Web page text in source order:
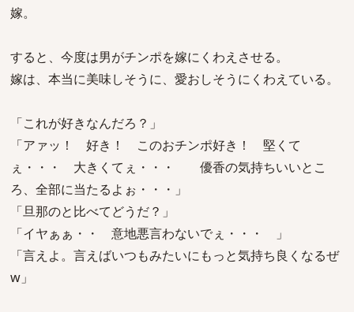
嫁。
すると、今度は男がチンポを嫁にくわえさせる。
嫁は、本当に美味しそうに、愛おしそうにくわえている。
「これが好きなんだろ？」
「アァッ！ 好き！ このおチンポ好き！ 堅くて
ぇ・・・ 大きくてぇ・・・ 優香の気持ちいいとこ
ろ、全部に当たるよぉ・・・」
「旦那のと比べてどうだ？」
「イヤぁぁ・・ 意地悪言わないでぇ・・・ 」
「言えよ。言えばいつもみたいにもっと気持ち良くなるぜ
w」